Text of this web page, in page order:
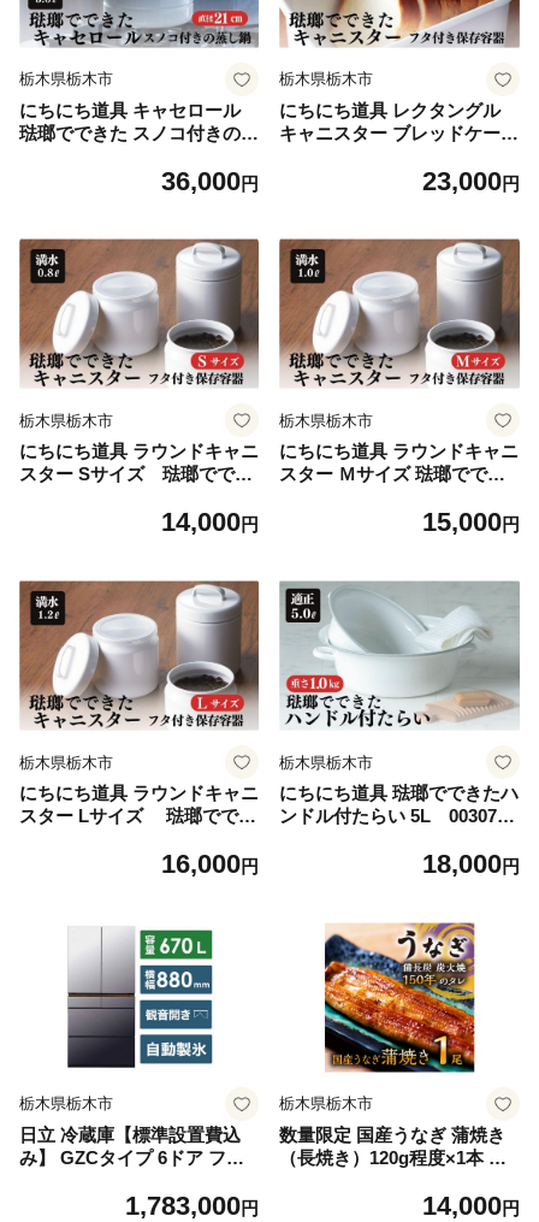
栃木県栃木市
にちにち道具 キャセロール
琺瑯でできた スノコ付きの蒸
36,000円
栃木県栃木市
にちにち道具 レクタングル
キャニスター ブレッドケース
形のフタ付き 保存容器 00307
23,000円
栃木県栃木市
にちにち道具 ラウンドキャニ
スター Sサイズ 琺瑯ででき
14,000円
栃木県栃木市
にちにち道具 ラウンドキャニ
スター Ｍサイズ 琺瑯ででき
15,000円
栃木県栃木市
にちにち道具 ラウンドキャニ
スター Lサイズ 琺瑯ででき
16,000円
栃木県栃木市
にちにち道具 琺瑯でできたハ
ンドル付たらい 5L 0030756
18,000円
栃木県栃木市
日立 冷蔵庫【標準設置費込
み】 GZCタイプ 6ドア フレ
25年度モデル』R-GZC67X-X
1,783,000円
栃木県栃木市
数量限定 国産うなぎ 蒲焼き
（長焼き）120g程度×1本 ＜
明治５年創業の老舗名店 150
14,000円